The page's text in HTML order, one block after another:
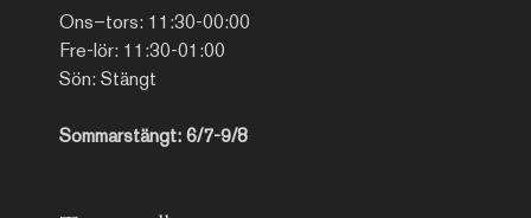
Ons–tors: 11:30-00:00
Fre-lör: 11:30-01:00
Sön: Stängt
Sommarstängt: 6/7-9/8